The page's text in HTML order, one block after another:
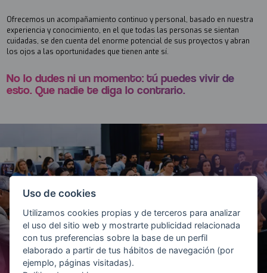
Ofrecemos un acompañamiento continuo y personal, basado en nuestra
experiencia y conocimiento, en el que todas las personas se sientan
cuidadas, se den cuenta del enorme potencial de sus proyectos y abran
los ojos a las oportunidades que tienen ante sí.
No lo dudes ni un momento: tú puedes vivir de
esto. Que nadie te diga lo contrario.
Uso de cookies
Utilizamos cookies propias y de terceros para analizar
el uso del sitio web y mostrarte publicidad relacionada
con tus preferencias sobre la base de un perfil
elaborado a partir de tus hábitos de navegación (por
ejemplo, páginas visitadas).